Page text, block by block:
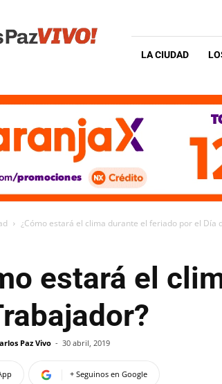
LA CIUDAD
¿Cómo estará el clima durante el feriado por el Día
estará el
Paz Vivo - 30 abril, 2019
+ Seguinos en Google